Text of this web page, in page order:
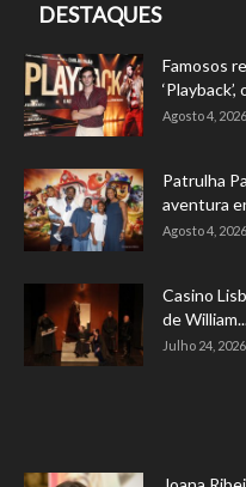
DESTAQUES
Famosos
Agosto 4, 2026
Patrulha
aventura
Agosto 4, 2026
Casino
de
Julho 24, 2026